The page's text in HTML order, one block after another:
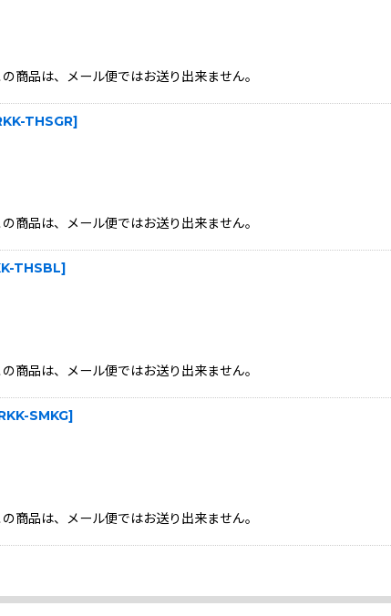
商品は、メール便ではお送り出来ません。
THSGR]
商品は、メール便ではお送り出来ません。
THSBL]
商品は、メール便ではお送り出来ません。
SMKG]
商品は、メール便ではお送り出来ません。